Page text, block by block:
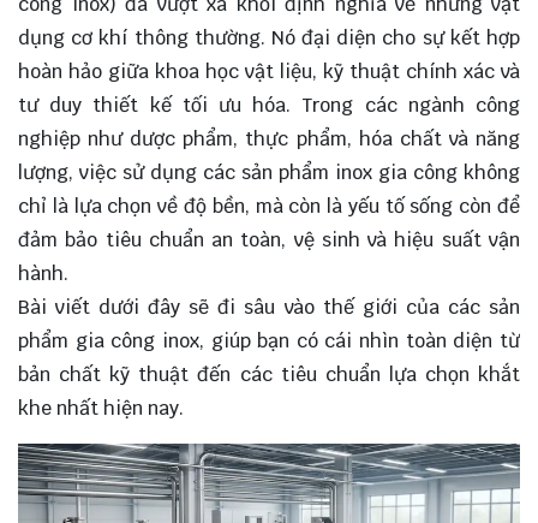
dụng cơ khí thông thường. Nó đại diện cho sự kết hợp
hoàn hảo giữa khoa học vật liệu, kỹ thuật chính xác và
tư duy thiết kế tối ưu hóa. Trong các ngành công
nghiệp như dược phẩm, thực phẩm, hóa chất và năng
lượng, việc sử dụng các sản phẩm inox gia công không
chỉ là lựa chọn về độ bền, mà còn là yếu tố sống còn để
đảm bảo tiêu chuẩn an toàn, vệ sinh và hiệu suất vận
hành.
Bài viết dưới đây sẽ đi sâu vào thế giới của các sản
phẩm gia công inox, giúp bạn có cái nhìn toàn diện từ
bản chất kỹ thuật đến các tiêu chuẩn lựa chọn khắt
khe nhất hiện nay.